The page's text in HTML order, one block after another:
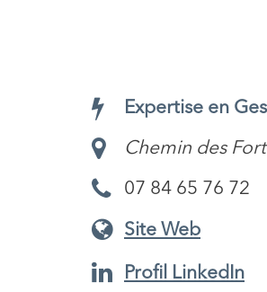
Expertise en
Chemin des
07 84 65 76 72
Site Web
Profil LinkedIn